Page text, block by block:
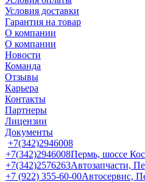
Условия доставки
Гарантия на товар
О компании
О компании
Новости
Команда
Отзывы
Карьера
Контакты
Партнеры
Лицензии
Документы
+7(342)2946008
+7(342)2946008Пермь, шоссе
+7(342)2576263Автозапчасти,
+7 (922) 355-60-00Автосервис,